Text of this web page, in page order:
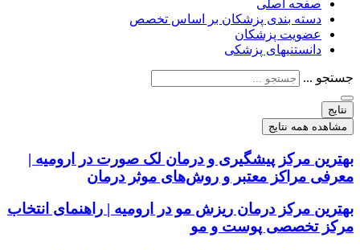
صفحه اصلی
دسته بندی پزشکان بر اساس تخصص
عضویت پزشکان
دانستنیهای پزشکی
جستجو ...
نتایج
مشاهده همه نتایج
بهترین مرکز پیشگیری و درمان لک صورت در ارومیه |
معرفی مراکز معتبر و روش‌های موثر درمان
بهترین مرکز درمان ریزش مو در ارومیه | راهنمای انتخاب
مرکز تخصصی پوست و مو